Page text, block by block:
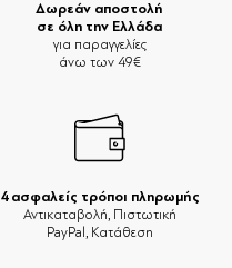
Δωρεάν αποστολή
σε όλη την Ελλάδα
για παραγγελίες
άνω των 49€
4 ασφαλείς τρόποι πληρωμής
Αντικαταβολή, Πιστωτική
PayPal, Κατάθεση